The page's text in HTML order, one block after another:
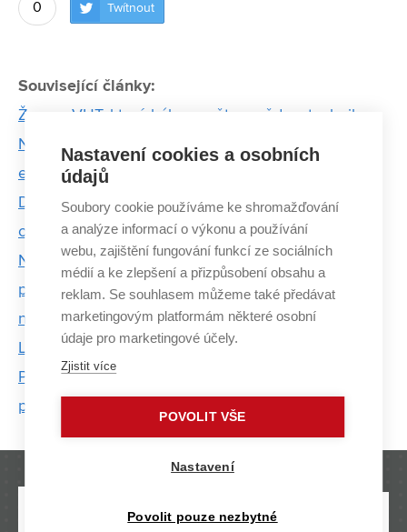
0 Twítnout
Související články:
Ženy z VUT, které hýbou světem vědy a techniky
Na VUT vzniká nový studijní program Jaderná
energetika. Nabídne stáže i novou laboratoř
Den Země: VUT vnímá environmentální
odpovědnost jako technologickou příležitost
Na trhu chybí tisíce odborníků na čipy. FEKT VUT
proto otevře nový studijní program, který v Česku
nemá obdoby
La Contextressa propojuje umění a technologie.
Projekt zkoumá schopnost umělé inteligence
pracovat s kontextem
Nastavení cookies a osobních
údajů
Soubory cookie používáme ke shromažďování
a analýze informací o výkonu a používání
webu, zajištění fungování funkcí ze sociálních
médií a ke zlepšení a přizpůsobení obsahu a
reklam. Se souhlasem můžeme také předávat
marketingovým platformám některé osobní
údaje pro marketingové účely.
Zjistit více
POVOLIT VŠE
Nastavení
Povolit pouze nezbytné